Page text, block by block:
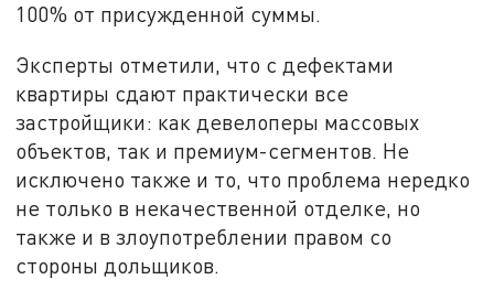
100% от присужденной суммы.
Эксперты отметили, что с дефектами
квартиры сдают практически все
застройщики: как девелоперы массовых
объектов, так и премиум-сегментов. Не
исключено также и то, что проблема нередко
не только в некачественной отделке, но
также и в злоупотреблении правом со
стороны дольщиков.